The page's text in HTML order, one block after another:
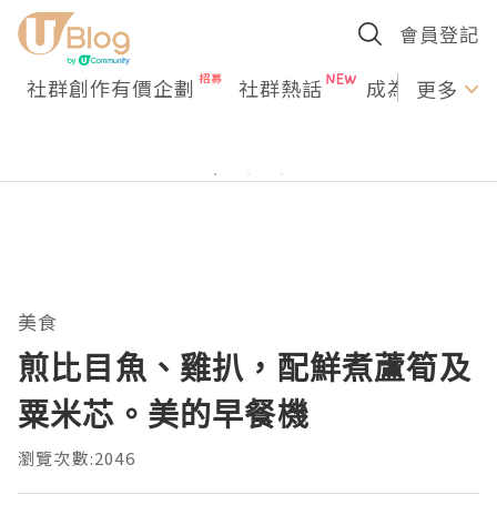
會員登記
社群創作有價企劃 社群熱話 成為U更多
美食
煎比目魚、雞扒，配鮮煮蘆筍及
粟米芯。美的早餐機
瀏覽次數:2046